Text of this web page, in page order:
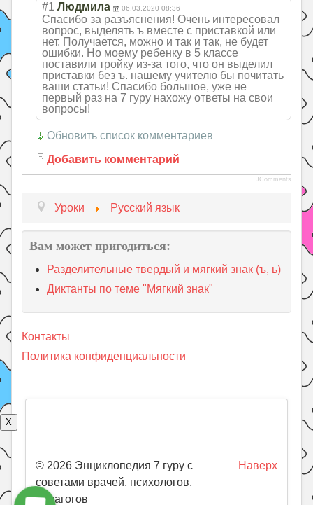
#1 Людмила 06.03.2020 08:36
Спасибо за разъяснения! Очень интересовал
вопрос, выделять ъ вместе с приставкой или
нет. Получается, можно и так и так, не будет
ошибки. Но моему ребенку в 5 классе
поставили тройку из-за того, что он выделил
приставки без ъ. нашему учителю бы почитать
ваши статьи! Спасибо большое, уже не
первый раз на 7 гуру нахожу ответы на свои
вопросы!
Обновить список комментариев
Добавить комментарий
JComments
Уроки Русский язык
Вам может пригодиться:
Разделительные твердый и мягкий знак (ъ, ь)
Диктанты по теме "Мягкий знак"
Контакты
Политика конфиденциальности
X
Наверх
© 2026 Энциклопедия 7 гуру с
советами врачей, психологов,
педагогов